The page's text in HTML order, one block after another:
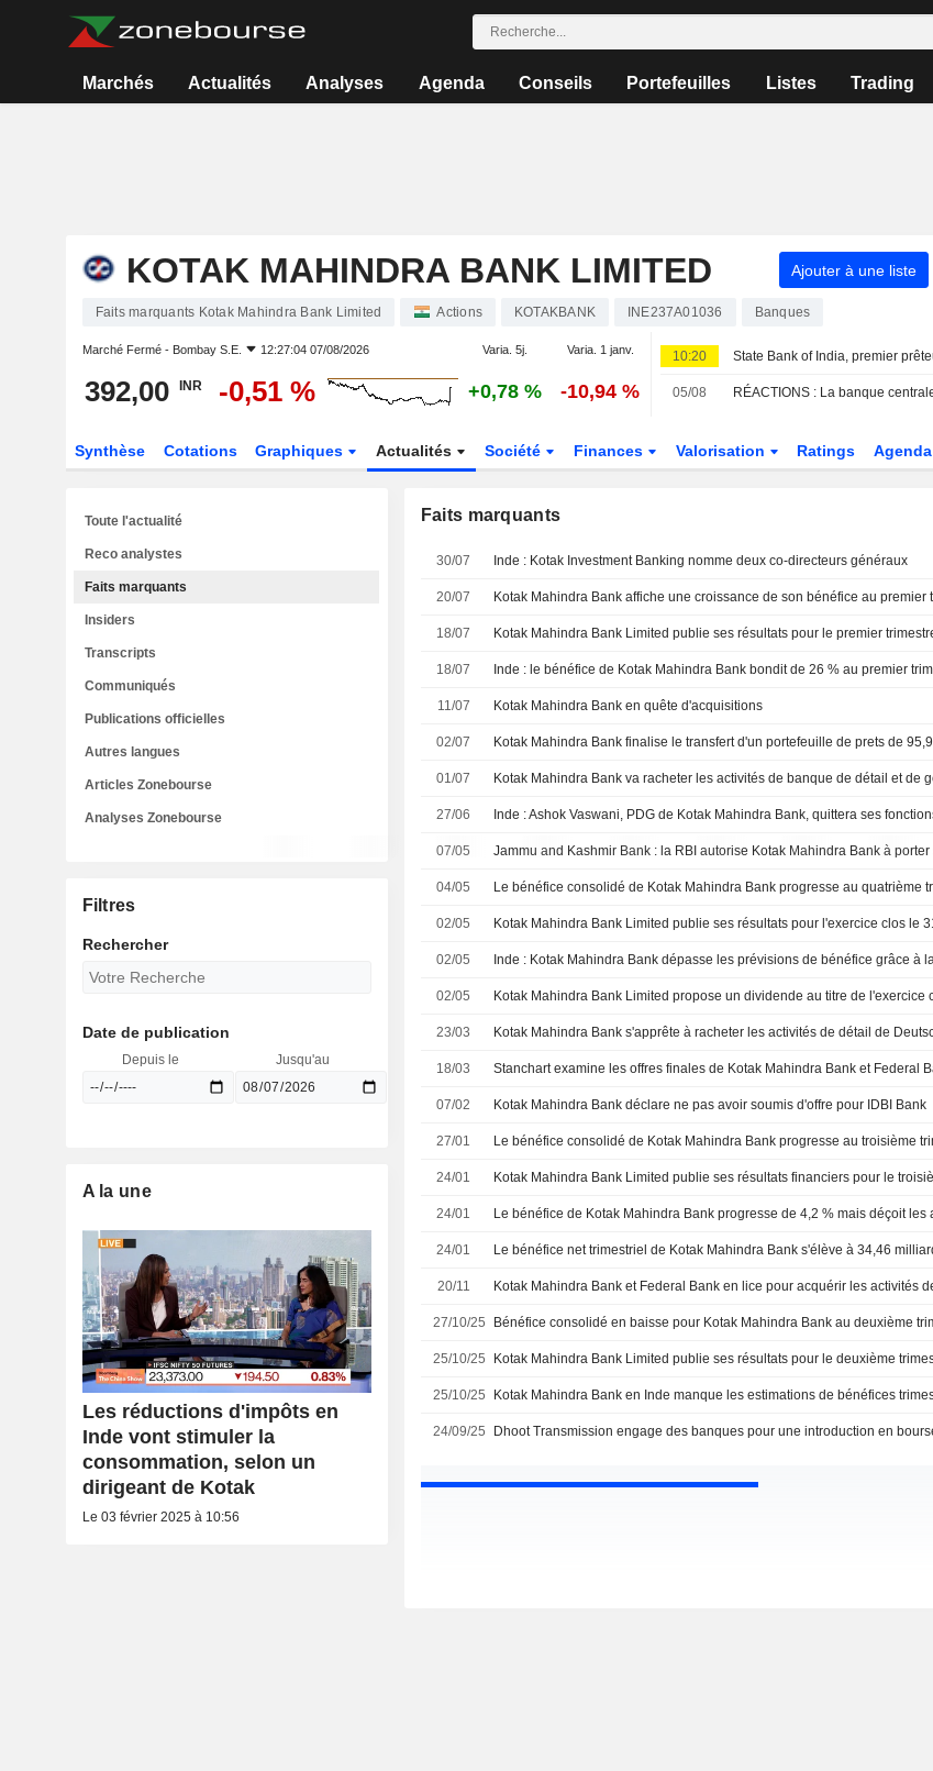
Marchés Actualités Analyses Agenda Conseils Portefeuilles Listes Trading
KOTAK MAHINDRA BANK LIMITED Ajouter à une liste
Faits marquants Kotak Mahindra Bank Limited Actions KOTAKBANK INE237A01036 Banques
Marché Fermé - Bombay S.E. 12:27:04 07/08/2026 Varia. 5j. Varia. 1 janv.
392,00 INR -0,51 % +0,78 % -10,94 %
10:20
05/08
Synthèse Cotations Graphiques Actualités Société Finances Valorisation Ratings Agenda
Faits marquants
30/07 Inde : Kotak Investment Banking nomme deux co-directeurs généraux
20/07
18/07
18/07
11/07 Kotak Mahindra Bank en quête d'acquisitions
02/07
01/07
27/06
07/05
04/05
02/05
02/05
02/05
23/03
18/03
07/02 Kotak Mahindra Bank déclare ne pas avoir soumis d'offre pour IDBI Bank
27/01
24/01
24/01
24/01
20/11
27/10/25
25/10/25
25/10/25
24/09/25
Toute l'actualité
Reco analystes
Faits marquants
Insiders
Transcripts
Communiqués
Publications officielles
Autres langues
Articles Zonebourse
Analyses Zonebourse
Filtres
Rechercher
Date de publication
Depuis le Jusqu'au
A la une
Les réductions d'impôts en
Inde vont stimuler la
consommation, selon un
dirigeant de Kotak
Le 03 février 2025 à 10:56